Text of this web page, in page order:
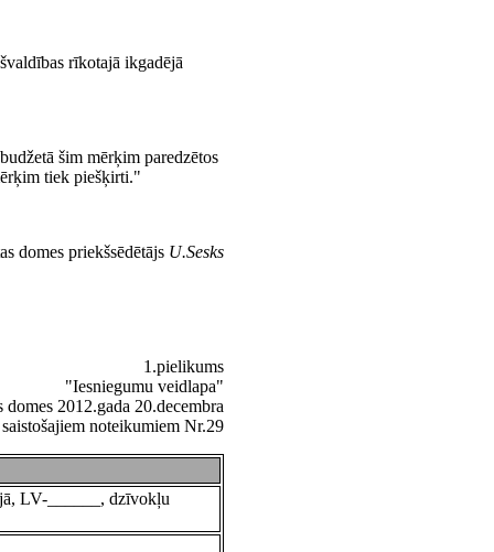
rīkotajā ikgadējā
šim mērķim paredzētos
tiek piešķirti."
domes priekšsēdētājs U.Sesks
1.pielikums
"Iesniegumu veidlapa"
domes 2012.gada 20.decembra
saistošajiem noteikumiem Nr.29
LV-______, dzīvokļu